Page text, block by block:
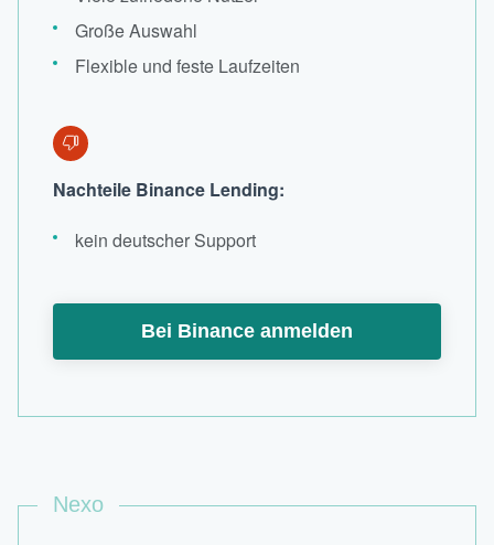
Große Auswahl
Flexible und feste Laufzeiten
Nachteile Binance Lending:
kein deutscher Support
Bei Binance anmelden
Nexo